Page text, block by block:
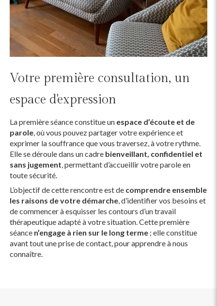
Votre première consultation, un
espace d'expression
La première séance constitue un espace d’écoute et de
parole, où vous pouvez partager votre expérience et
exprimer la souffrance que vous traversez, à votre rythme.
Elle se déroule dans un cadre bienveillant, confidentiel et
sans jugement, permettant d’accueillir votre parole en
toute sécurité.
L’objectif de cette rencontre est de comprendre ensemble
les raisons de votre démarche, d’identifier vos besoins et
de commencer à esquisser les contours d’un travail
thérapeutique adapté à votre situation. Cette première
séance n’engage à rien sur le long terme ; elle constitue
avant tout une prise de contact, pour apprendre à nous
connaître.